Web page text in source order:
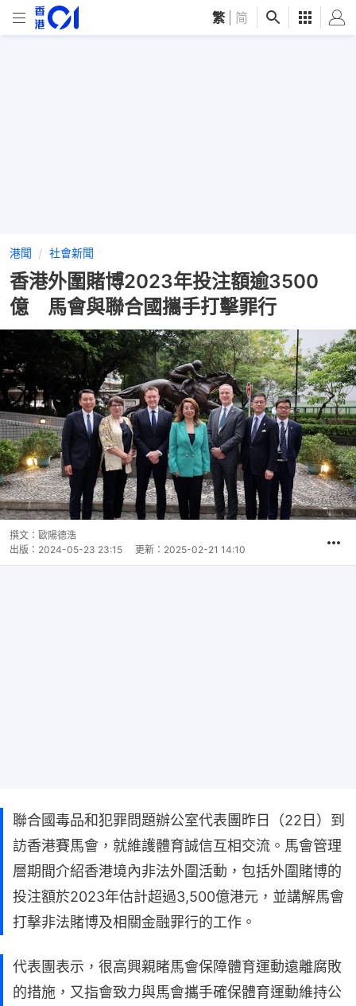
繁 简
港聞 社會新聞
香港外圍賭博2023年投注額逾3500
億 馬會與聯合國攜手打擊罪行
撰文： 歐陽德浩
出版： 2024-05-23 23:15 更新： 2025-02-21 14:10
聯合國毒品和犯罪問題辦公室代表團昨日（22日）到
訪香港賽馬會，就維護體育誠信互相交流。馬會管理
層期間介紹香港境內非法外圍活動，包括外圍賭博的
投注額於2023年估計超過3,500億港元，並講解馬會
打擊非法賭博及相關金融罪行的工作。
代表團表示，很高興親睹馬會保障體育運動遠離腐敗
的措施，又指會致力與馬會攜手確保體育運動維持公